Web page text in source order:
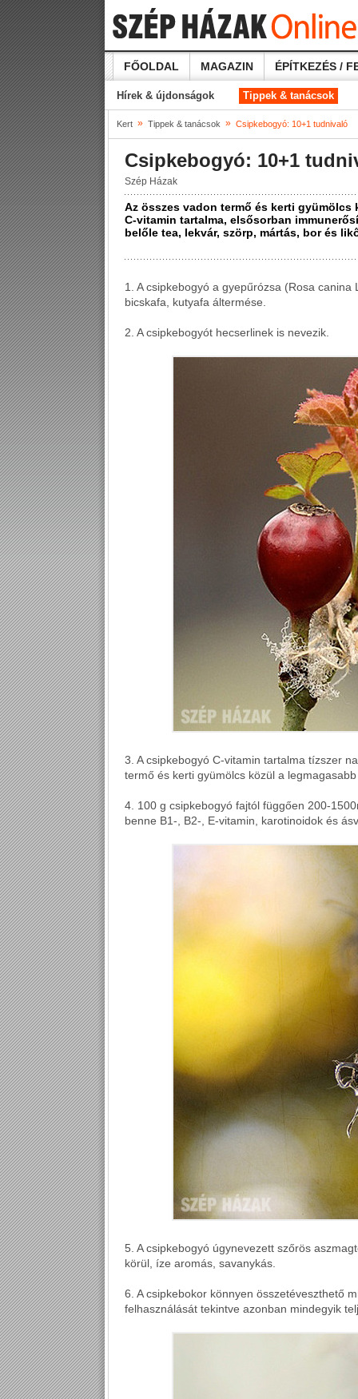
FŐOLDAL MAGAZIN ÉPÍTKEZÉS /
Hírek & újdonságok Tippek & tanácsok
Kert » Tippek & tanácsok » Csipkebogyó: 10+1 tudnivaló
Csipkebogyó: 10+1
Szép Házak
Az összes vadon termő és kerti
C-vitamin tartalma, elsősorban
belőle tea, lekvár, szörp, mártás, bor és
1. A csipkebogyó a gyepűrózsa (Rosa
bicskafa, kutyafa áltermése.
2. A csipkebogyót hecserlinek is nevezik.
3. A csipkebogyó C-vitamin tartalma tízszer
termő és kerti gyümölcs közül a
4. 100 g csipkebogyó fajtól függően 200-
benne B1-, B2-, E-vitamin, karotinoidok és
5. A csipkebogyó úgynevezett szőrös
körül, íze aromás, savanykás.
6. A csipkebokor könnyen összetéveszthető
felhasználását tekintve azonban mindegyik